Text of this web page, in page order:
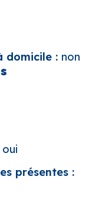
domicile : non
oui
présentes :